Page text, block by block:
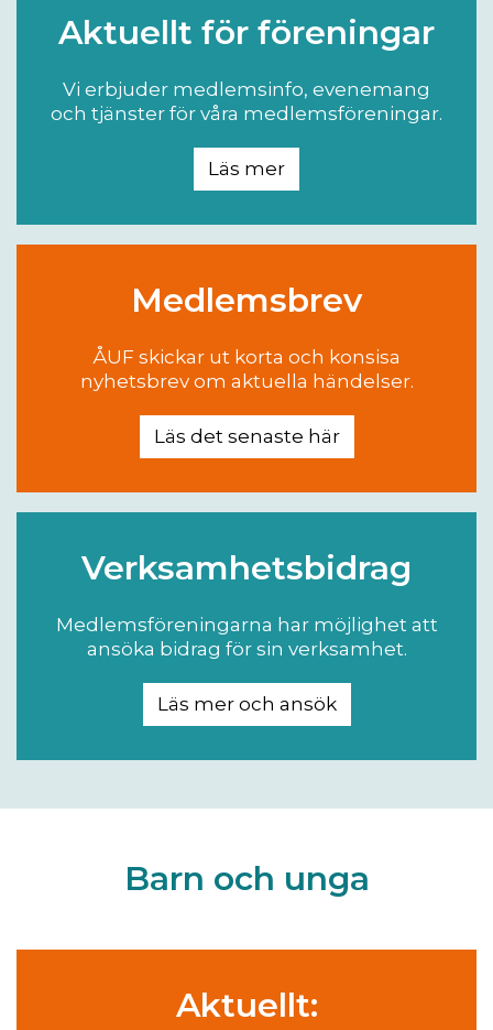
Aktuellt för föreningar
Vi erbjuder medlemsinfo, evenemang
och tjänster för våra medlemsföreningar.
Läs mer
Medlemsbrev
ÅUF skickar ut korta och konsisa
nyhetsbrev om aktuella händelser.
Läs det senaste här
Verksamhetsbidrag
Medlemsföreningarna har möjlighet att
ansöka bidrag för sin verksamhet.
Läs mer och ansök
Barn och unga
Aktuellt: